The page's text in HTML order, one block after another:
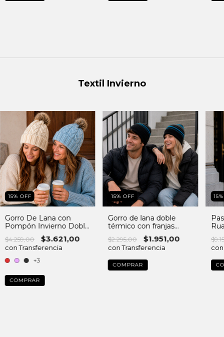
Textil Invierno
15% OFF
Gorro De Lana con
Pompón Invierno Doble
Capa Interior Polar
$4.259,00 $3.621,00
con Transferencia
+3
COMPRAR
15% OFF
Gorro de lana doble
térmico con franjas
abrigo invierno unisex
$2.295,00 $1.951,00
con Transferencia
15